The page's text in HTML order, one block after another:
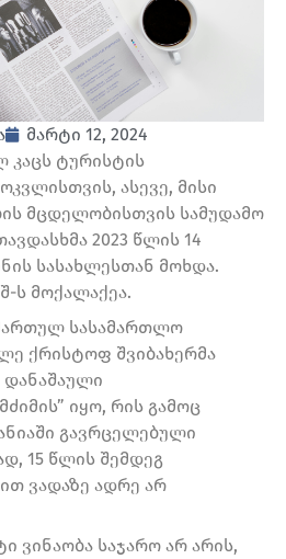
მარტი 12, 2024
კაცს ტურისტის
ასევე, მისი
მცდელობისთვის სამუდამო
2023 წლის 14
სასახლესთან მოხდა.
ს მოქალაქეა.
სასამართლო
ქრისტოფ შვიბახერმა
იყო, რის გამოც
გავრცელებული
15 წლის შემდეგ
ვადაზე ადრე არ
ვინაობა საჯარო არ არის,